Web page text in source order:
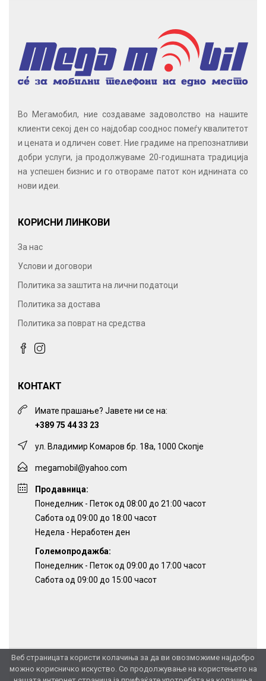
Веб страницата користи колачиња за да ви овозможиме најдобро
можно корисничко искуство. Со продолжување на користењето на
Во Мегамобил, ние создаваме задоволство на нашите
клиенти секој ден со најдобар сооднос помеѓу квалитетот
и цената и одличен совет. Ние градиме на препознатливи
добри услуги, ја продолжуваме 20-годишната традиција
на успешен бизнис и го отвораме патот кон иднината со
нови идеи.
КОРИСНИ ЛИНКОВИ
За нас
Услови и договори
Политика за заштита на лични податоци
Политика за достава
Политика за поврат на средства
КОНТАКТ
Имате прашање? Јавете ни се на:
+389 75 44 33 23
ул. Владимир Комаров бр. 18а, 1000 Скопје
megamobil@yahoo.com
Продавница:
Понеделник - Петок од 08:00 до 21:00 часот
Сабота од 09:00 до 18:00 часот
Недела - Неработен ден
Големопродажба:
Понеделник - Петок од 09:00 до 17:00 часот
Сабота од 09:00 до 15:00 часот